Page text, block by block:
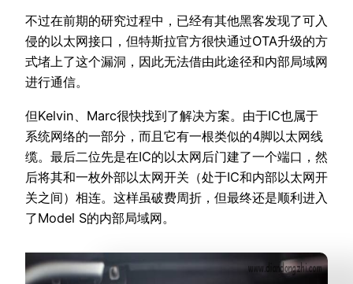
不过在前期的研究过程中，已经有其他黑客发现了可入
侵的以太网接口，但特斯拉官方很快通过OTA升级的方
式堵上了这个漏洞，因此无法借由此途径和内部局域网
进行通信。
但Kelvin、Marc很快找到了解决方案。由于IC也属于
系统网络的一部分，而且它有一根类似的4脚以太网线
缆。最后二位先是在IC的以太网后门建了一个端口，然
后将其和一枚外部以太网开关（处于IC和内部以太网开
关之间）相连。这样虽破费周折，但最终还是顺利进入
了Model S的内部局域网。